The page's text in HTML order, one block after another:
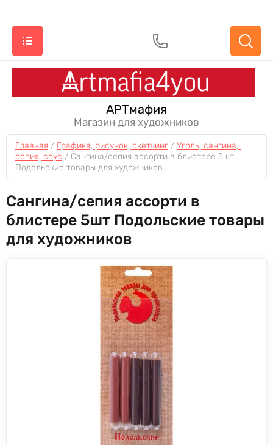
АРТмафия
Магазин для художников
Главная / Графика, рисунок, скетчинг / Уголь, сангина,
сепия, соус / Сангина/сепия ассорти в блистере 5шт
Подольские товары для художников
Сангина/сепия ассорти в
блистере 5шт Подольские товары
для художников